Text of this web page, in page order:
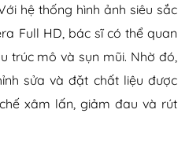
hệ thống hình ảnh siêu sắc
Full HD, bác sĩ có thể quan
trúc mô và sụn mũi. Nhờ đó,
sửa và đặt chất liệu được
xâm lấn, giảm đau và rút